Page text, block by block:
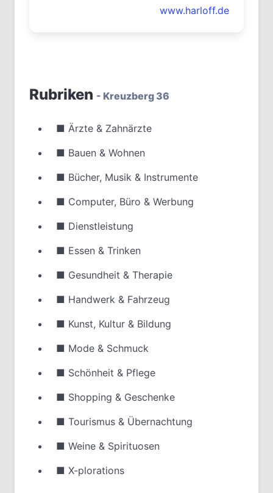
Rubriken - Kreuzberg 36
■ Ärzte & Zahnärzte
■ Bauen & Wohnen
■ Bücher, Musik & Instrumente
■ Computer, Büro & Werbung
■ Dienstleistung
■ Essen & Trinken
■ Gesundheit & Therapie
■ Handwerk & Fahrzeug
■ Kunst, Kultur & Bildung
■ Mode & Schmuck
■ Schönheit & Pflege
■ Shopping & Geschenke
■ Tourismus & Übernachtung
■ Weine & Spirituosen
■ X-plorations
www.harloff.de